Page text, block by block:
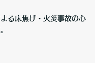
る床焦げ・火災事故の心